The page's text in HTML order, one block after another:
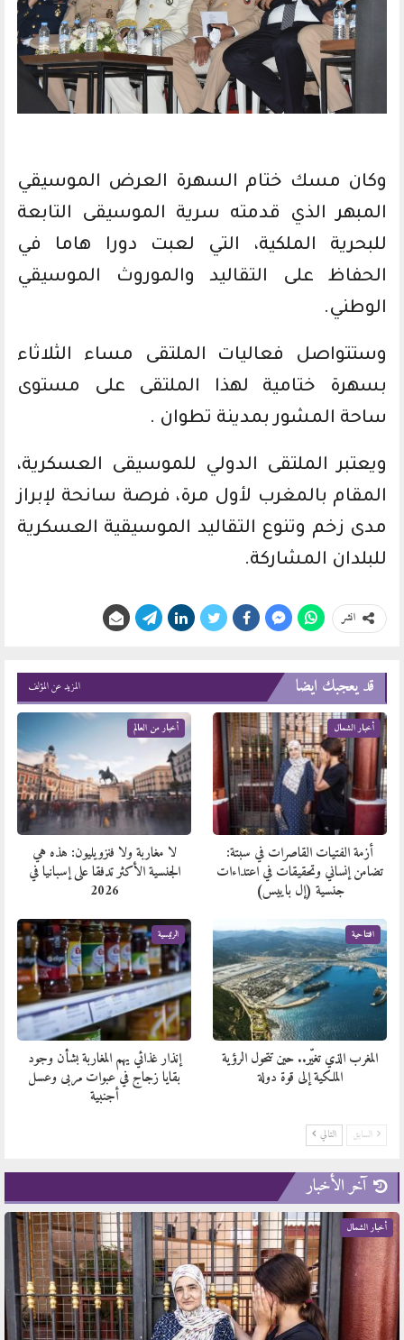
وكان مسك ختام السهرة العرض الموسيقي
المبهر الذي قدمته سرية الموسيقى التابعة
للبحرية الملكية، التي لعبت دورا هاما في
الحفاظ على التقاليد والموروث الموسيقي
الوطني.
وستتواصل فعاليات الملتقى مساء الثلاثاء
بسهرة ختامية لهذا الملتقى على مستوى
ساحة المشور بمدينة تطوان .
ويعتبر الملتقى الدولي للموسيقى العسكرية،
المقام بالمغرب لأول مرة، فرصة سانحة لإبراز
مدى زخم وتنوع التقاليد الموسيقية العسكرية
للبلدان المشاركة.
انشر
قد يعجبك ايضا المزيد عن المؤلف
أخبار الشمال
أزمة الفتيات القاصرات في سبتة:
تضامن إنساني وتحقيقات في اعتداءات
جنسية (إل باييس)
أخبار من العالم
لا مغاربة ولا فنزويليون: هذه هي
الجنسية الأكثر تدفقا على إسبانيا في
2026
افتتاحية
المغرب الذي تغيّر.. حين تتحول الرؤية
الملكية إلى قوة دولة
الرئيسية
إنذار غذائي يهم المغاربة بشأن وجود
بقايا زجاج في عبوات مربى وعسل
أجنبية
السابق التالي
آخر الأخبار
أخبار الشمال